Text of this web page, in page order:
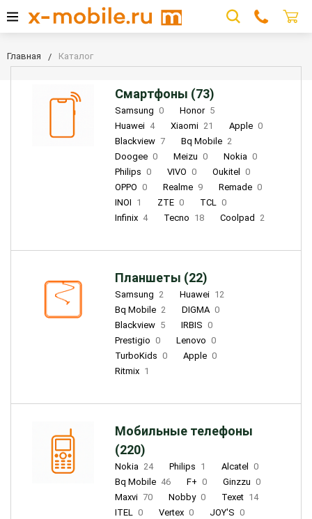
Главная Каталог
Смартфоны (73)
Samsung 0 Honor 5
Huawei 4 Xiaomi 21 Apple 0
Blackview 7 Bq Mobile 2
Doogee 0 Meizu 0 Nokia 0
Philips 0 VIVO 0 Oukitel
0
OPPO 0 Realme 9 Remade 0
INOI 1 ZTE 0 TCL 0
Infinix 4 Tecno 18 Coolpad 2
Планшеты (22)
Samsung 2 Huawei 12
Bq Mobile 2 DIGMA 0
Blackview 5 IRBIS 0
Prestigio 0 Lenovo 0
TurboKids 0 Apple 0
Ritmix 1
Мобильные телефоны
(220)
Nokia 24 Philips 1 Alcatel
0
Bq Mobile 46 F+ 0 Ginzzu 0
Maxvi 70 Nobby 0 Texet 14
ITEL 0 Vertex 0 JOY'S 0